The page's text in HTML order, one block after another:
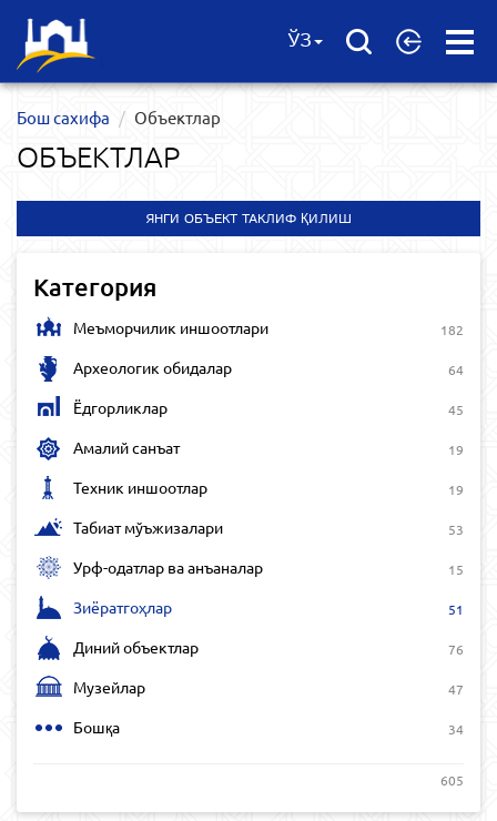
Open
ЎЗ
Бош сахифа Объектлар
ОБЪЕКТЛАР
ЯНГИ ОБЪЕКТ ТАКЛИФ ҚИЛИШ
Категория
Меъморчилик иншоотлари 182
Археологик обидалар 64
Ёдгорликлар 45
Амалий санъат 19
Техник иншоотлар 19
Табиат мўъжизалари 53
Урф-одатлар ва анъаналар 15
Зиёратгоҳлар 51
Диний объектлар 76
Музейлар 47
Бошқа 34
605